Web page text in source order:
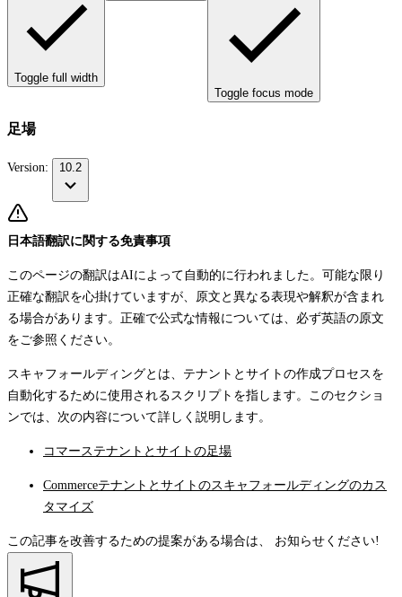
Toggle full width
Toggle focus mode
足場
Version: 10.2
日本語翻訳に関する免責事項
このページの翻訳はAIによって自動的に行われました。可能な限り
正確な翻訳を心掛けていますが、原文と異なる表現や解釈が含まれ
る場合があります。正確で公式な情報については、必ず英語の原文
をご参照ください。
スキャフォールディングとは、テナントとサイトの作成プロセスを
自動化するために使用されるスクリプトを指します。このセクショ
ンでは、次の内容について詳しく説明します。
コマーステナントとサイトの足場
Commerceテナントとサイトのスキャフォールディングのカス
タマイズ
この記事を改善するための提案がある場合は、 お知らせください!